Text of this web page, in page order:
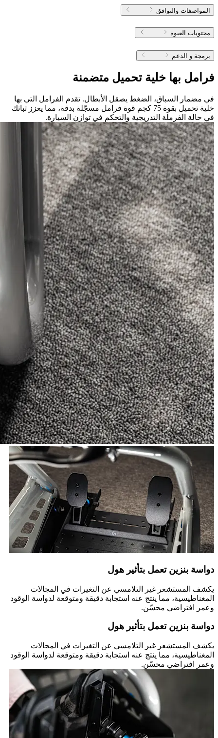
المواصفات والتوافق
محتويات العبوة
برمجة و الدعم
فرامل بها خلية تحميل متضمنة
في مضمار السباق، الضغط يصقل الأبطال. تقدم الفرامل التي بها
خلية تحميل بقوة 75 كجم قوة فرامل مسجّلة بدقة، مما يعزز ثباتك
في حالة الفرملة التدريجية والتحكم في توازن السيارة.
دواسة بنزين تعمل بتأثير هول
يكشف المستشعر غير التلامسي عن التغيرات في المجالات
المغناطيسية، مما ينتج عنه استجابة دقيقة ومتوقعة لدواسة الوقود
وعمر افتراضي محسّن.
دواسة بنزين تعمل بتأثير هول
يكشف المستشعر غير التلامسي عن التغيرات في المجالات
المغناطيسية، مما ينتج عنه استجابة دقيقة ومتوقعة لدواسة الوقود
وعمر افتراضي محسّن.